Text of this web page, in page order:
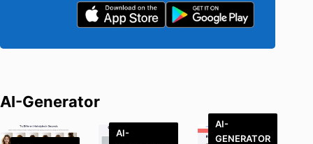
AI-Generator
AI-
AI-
GENERATOR